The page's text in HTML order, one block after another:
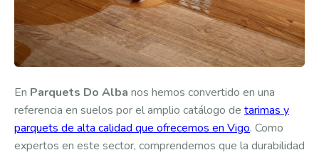
En Parquets Do Alba nos hemos convertido en una
referencia en suelos por el amplio catálogo de tarimas y
parquets de alta calidad que ofrecemos en Vigo. Como
expertos en este sector, comprendemos que la durabilidad